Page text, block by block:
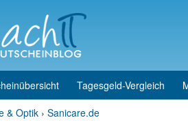
Tagesgeld-Vergleich
& Optik › Sanicare.de